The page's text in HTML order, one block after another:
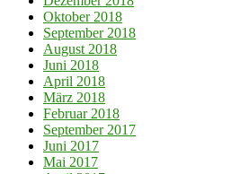
Oktober 2018
September 2018
August 2018
Juni 2018
April 2018
März 2018
Februar 2018
September 2017
Juni 2017
Mai 2017